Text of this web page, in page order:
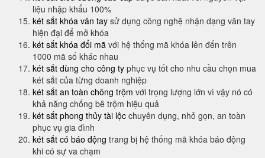
liệu nhập khẩu 100%
két sắt khóa vân tay sử dụng công nghệ nhận dạng vân tay
hiện đại để mở khóa
két sắt khóa đổi mã với hệ thống mã khóa lên đến trên
1000 mã số khác nhau
két sắt dùng cho công ty phục vụ tốt cho nhu cầu chọn mua
két sắt của từng doanh nghiệp
két sắt an toàn chông trộm với trọng lượng lớn vì vậy nó có
khả năng chống bê trộm hiệu quả
két sắt phong thủy tài lộc chuyên dụng, nhỏ gọn, an toàn
phục vụ gia đình
két sắt có báo động trang bị hệ thống mã khóa báo động
khi có sự va chạm